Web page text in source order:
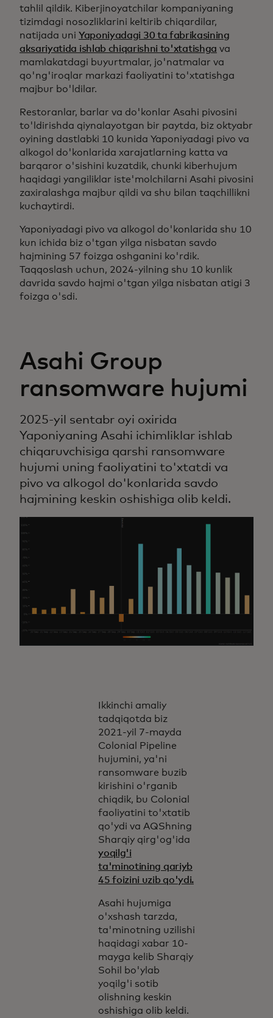
tahlil qildik. Kiberjinoyatchilar kompaniyaning
tizimdagi nosozliklarini keltirib chiqardilar,
natijada uni Yaponiyadagi 30 ta fabrikasining
aksariyatida ishlab chiqarishni to'xtatishga va
mamlakatdagi buyurtmalar, jo'natmalar va
qo'ng'iroqlar markazi faoliyatini to'xtatishga
majbur bo'ldilar.
Restoranlar, barlar va do'konlar Asahi pivosini
to'ldirishda qiynalayotgan bir paytda, biz oktyabr
oyining dastlabki 10 kunida Yaponiyadagi pivo va
alkogol do'konlarida xarajatlarning katta va
barqaror o'sishini kuzatdik, chunki kiberhujum
haqidagi yangiliklar iste'molchilarni Asahi pivosini
zaxiralashga majbur qildi va shu bilan taqchillikni
kuchaytirdi.
Yaponiyadagi pivo va alkogol do'konlarida shu 10
kun ichida biz o'tgan yilga nisbatan savdo
hajmining 57 foizga oshganini ko'rdik.
Taqqoslash uchun, 2024-yilning shu 10 kunlik
davrida savdo hajmi o'tgan yilga nisbatan atigi 3
foizga o'sdi.
Asahi Group
ransomware hujumi
2025-yil sentabr oyi oxirida
Yaponiyaning Asahi ichimliklar ishlab
chiqaruvchisiga qarshi ransomware
hujumi uning faoliyatini to'xtatdi va
pivo va alkogol do'konlarida savdo
hajmining keskin oshishiga olib keldi.
Ikkinchi amaliy
tadqiqotda biz
2021-yil 7-mayda
Colonial Pipeline
hujumini, ya'ni
ransomware buzib
kirishini o'rganib
chiqdik, bu Colonial
faoliyatini to'xtatib
qo'ydi va AQShning
Sharqiy qirg'og'ida
yoqilg'i
ta'minotining qariyb
45 foizini uzib qo'ydi.
Asahi hujumiga
o'xshash tarzda,
ta'minotning uzilishi
haqidagi xabar 10-
mayga kelib Sharqiy
Sohil bo'ylab
yoqilg'i sotib
olishning keskin
oshishiga olib keldi.